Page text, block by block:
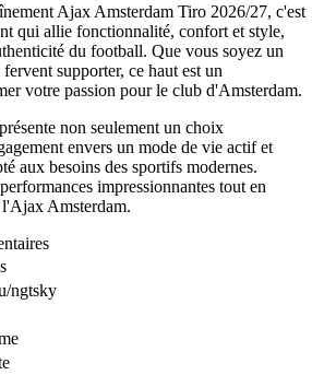
Ajax Amsterdam Tiro 2026/27, c'est
qui allie fonctionnalité, confort et style,
du football. Que vous soyez un
supporter, ce haut est un
votre passion pour le club d'Amsterdam.
non seulement un choix
envers un mode de vie actif et
aux besoins des sportifs modernes.
impressionnantes tout en
Amsterdam.
ngtsky